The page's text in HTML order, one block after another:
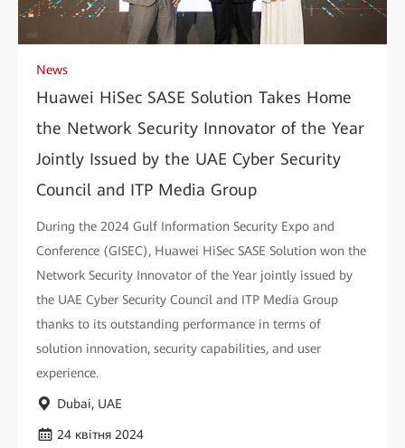
News
Huawei HiSec SASE Solution Takes Home
the Network Security Innovator of the Year
Jointly Issued by the UAE Cyber Security
Council and ITP Media Group
During the 2024 Gulf Information Security Expo and
Conference (GISEC), Huawei HiSec SASE Solution won the
Network Security Innovator of the Year jointly issued by
the UAE Cyber Security Council and ITP Media Group
thanks to its outstanding performance in terms of
solution innovation, security capabilities, and user
experience.
Dubai, UAE
24 квітня 2024